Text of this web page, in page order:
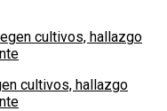
cultivos, hallazgo